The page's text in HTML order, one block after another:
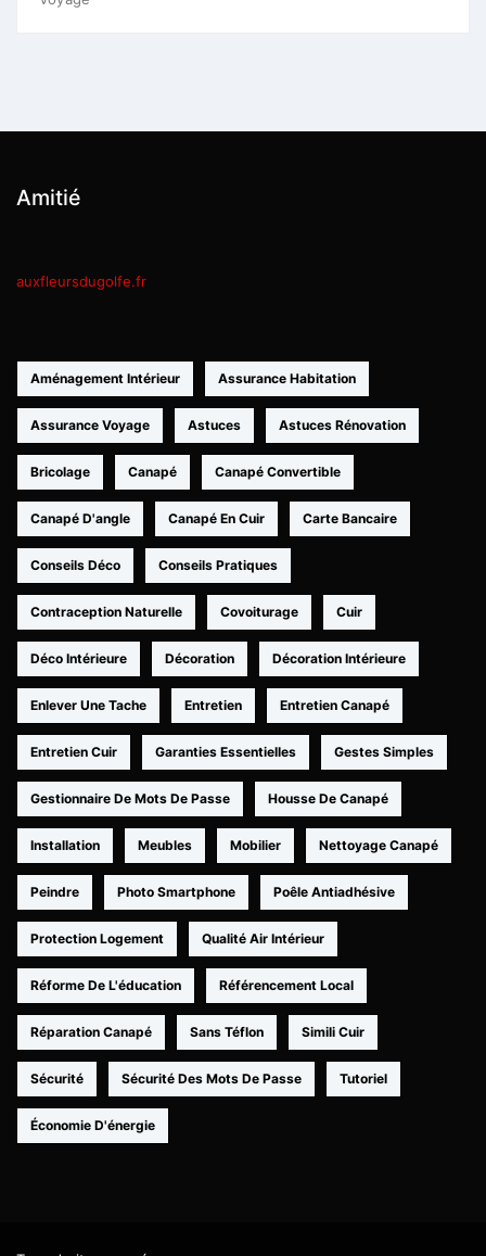
Amitié
auxfleursdugolfe.fr
Aménagement Intérieur Assurance Habitation
Assurance Voyage Astuces Astuces Rénovation
Bricolage Canapé Canapé Convertible
Canapé D'angle Canapé En Cuir Carte Bancaire
Conseils Déco Conseils Pratiques
Contraception Naturelle Covoiturage Cuir
Déco Intérieure Décoration Décoration Intérieure
Enlever Une Tache Entretien Entretien Canapé
Entretien Cuir Garanties Essentielles Gestes Simples
Gestionnaire De Mots De Passe Housse De Canapé
Installation Meubles Mobilier Nettoyage Canapé
Peindre Photo Smartphone Poêle Antiadhésive
Protection Logement Qualité Air Intérieur
Réforme De L'éducation Référencement Local
Réparation Canapé Sans Téflon Simili Cuir
Sécurité Sécurité Des Mots De Passe Tutoriel
Économie D'énergie